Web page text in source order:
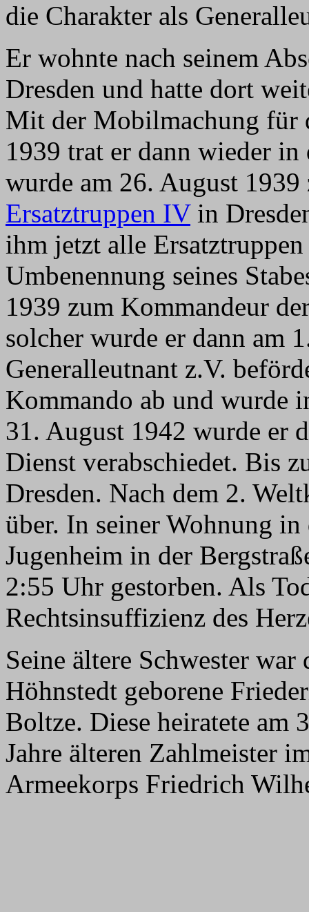
die Charakter als
Er wohnte nach seinem
Dresden und hatte dort
Mit der Mobilmachung für
1939 trat er dann wieder in
wurde am 26. August
Ersatztruppen IVin
ihm jetzt alle
Umbenennung seines
1939 zum Kommandeur
solcher wurde er dann am
Generalleutnant z.V.
Kommando ab und wurde
31. August 1942 wurde er
Dienst verabschiedet. Bis
Dresden. Nach dem 2.
über. In seiner Wohnung
Jugenheim in der
2:55 Uhr gestorben. Als
Rechtsinsuffizienz des
Seine ältere Schwester
Höhnstedt geborene
Boltze. Diese heiratete am
Jahre älteren Zahlmeister
Armeekorps Friedrich